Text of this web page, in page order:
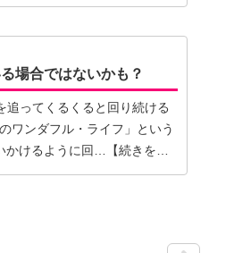
場合ではないかも？
ってくるくると回り続ける
ワンダフル・ライフ」という
けるように回…【続きを読